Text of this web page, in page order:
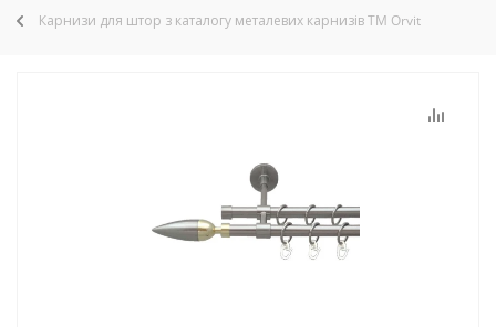
Карнизи для штор з каталогу металевих карнизів TM Orvit